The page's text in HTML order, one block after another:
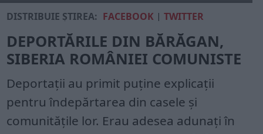
DISTRIBUIE ȘTIREA: FACEBOOK |TWITTER
DEPORTĂRILE DIN BĂRĂGAN,
SIBERIA ROMÂNIEI COMUNISTE
Deportații au primit puține explicații
pentru îndepărtarea din casele și
comunitățile lor. Erau adesea adunați în